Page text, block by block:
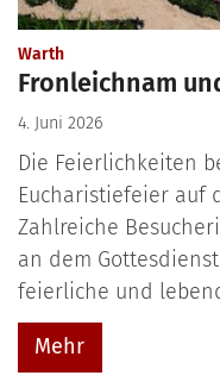
Warth:
Fronleichnam
4. Juni 2026
Die Feierlichkeiten
Eucharistiefeier auf
Zahlreiche
an dem
feierliche und
Mehr